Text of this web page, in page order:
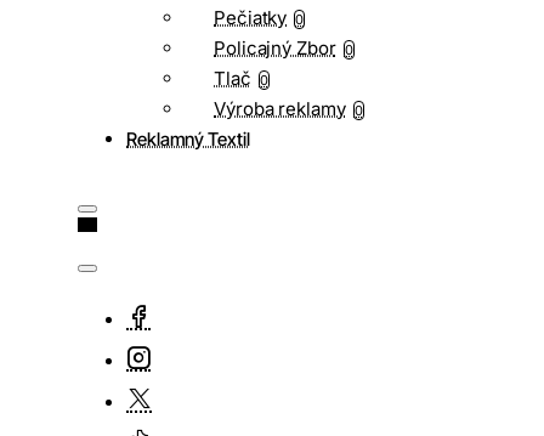
Pečiatky 0
Policajný Zbor 0
Tlač 0
Výroba reklamy 0
Reklamný Textil